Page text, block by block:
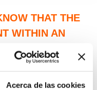
Acerca de las cookies
THAT THE
WITHIN AN
MAY NOT
DUE TO